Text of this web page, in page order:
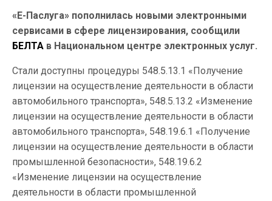
«Е-Паслуга» пополнилась новыми электронными
сервисами в сфере лицензирования, сообщили
БЕЛТА в Национальном центре электронных услуг.
Стали доступны процедуры 548.5.13.1 «Получение
лицензии на осуществление деятельности в области
автомобильного транспорта», 548.5.13.2 «Изменение
лицензии на осуществление деятельности в области
автомобильного транспорта», 548.19.6.1 «Получение
лицензии на осуществление деятельности в области
промышленной безопасности», 548.19.6.2
«Изменение лицензии на осуществление
деятельности в области промышленной